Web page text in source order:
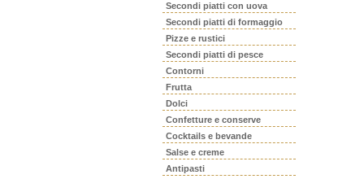
Secondi piatti con uova
Secondi piatti di formaggio
Pizze e rustici
Secondi piatti di pesce
Contorni
Frutta
Dolci
Confetture e conserve
Cocktails e bevande
Salse e creme
Antipasti